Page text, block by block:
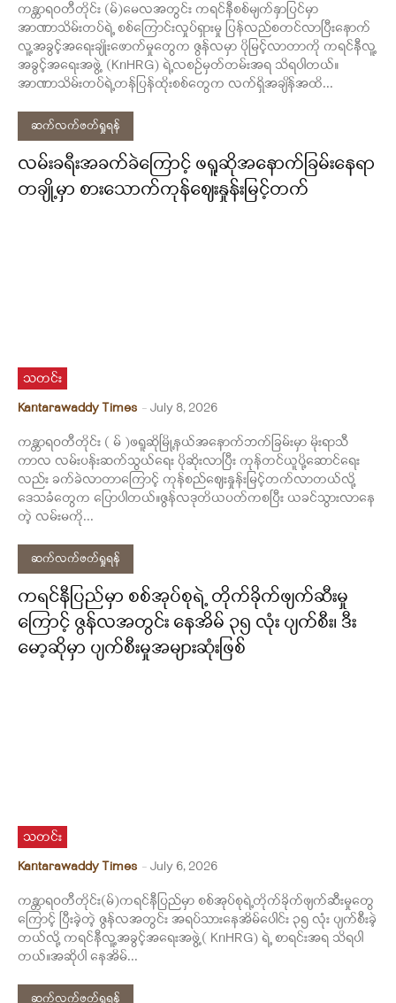
ကန္တာရဝတီတိုင်း (မ်)မေလအတွင်း ကရင်နီစစ်မျက်နှာပြင်မှာ
အာဏာသိမ်းတပ်ရဲ့ စစ်ကြောင်းလှုပ်ရှားမှု ပြန်လည်စတင်လာပြီးနောက်
လူ့အခွင့်အရေးချိုးဖောက်မှုတွေက ဇွန်လမှာ ပိုမြင့်လာတာကို ကရင်နီလူ့
အခွင့်အရေးအဖွဲ့ (KnHRG) ရဲ့လစဥ်မှတ်တမ်းအရ သိရပါတယ်။
အာဏာသိမ်းတပ်ရဲ့တန်ပြန်ထိုးစစ်တွေက လက်ရှိအချိန်အထိ...
ဆက်လက်ဖတ်ရှုရန်
လမ်းခရီးအခက်ခဲကြောင့် ဖရူဆိုအနောက်ခြမ်းနေရာ
တချို့မှာ စားသောက်ကုန်ဈေးနှုန်းမြင့်တက်
သတင်း
Kantarawaddy Times - July 8, 2026
ကန္တာရဝတီတိုင်း ( မ် )ဖရူဆိုမြို့နယ်အနောက်ဘက်ခြမ်းမှာ မိုးရာသီ
ကာလ လမ်းပန်းဆက်သွယ်ရေး ပိုဆိုးလာပြီး ကုန်တင်ယူပို့ဆောင်ရေး
လည်း ခက်ခဲလာတာကြောင့် ကုန်စည်ဈေးနှုန်းမြင့်တက်လာတယ်လို့
ဒေသခံတွေက ပြောပါတယ်။ဇွန်လဒုတိယပတ်ကစပြီး ယခင်သွားလာနေ
တဲ့ လမ်းမကို...
ဆက်လက်ဖတ်ရှုရန်
ကရင်နီပြည်မှာ စစ်အုပ်စုရဲ့ တိုက်ခိုက်ဖျက်ဆီးမှု
ကြောင့် ဇွန်လအတွင်း နေအိမ် ၃၅ လုံး ပျက်စီး၊ ဒီး
မော့ဆိုမှာ ပျက်စီးမှုအများဆုံးဖြစ်
သတင်း
Kantarawaddy Times - July 6, 2026
ကန္တာရဝတီတိုင်း(မ်)ကရင်နီပြည်မှာ စစ်အုပ်စုရဲ့တိုက်ခိုက်ဖျက်ဆီးမှုတွေ
ကြောင့် ပြီးခဲ့တဲ့ ဇွန်လအတွင်း အရပ်သားနေအိမ်ပေါင်း ၃၅ လုံး ပျက်စီးခဲ့
တယ်လို့ ကရင်နီလူ့အခွင့်အရေးအဖွဲ့( KnHRG) ရဲ့ စာရင်းအရ သိရပါ
တယ်။အဆိုပါ နေအိမ်...
ဆက်လက်ဖတ်ရှုရန်